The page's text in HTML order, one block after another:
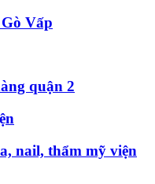
Vấp
quận 2
nail, thẩm mỹ viện